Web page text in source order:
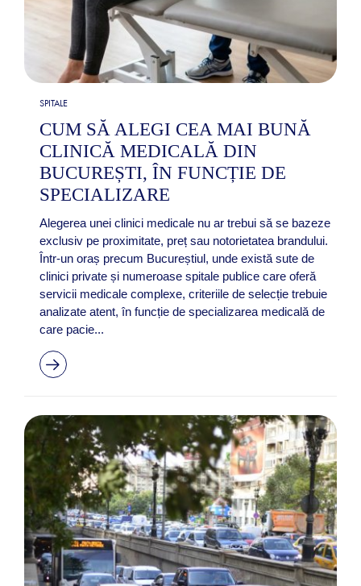
SPITALE
CUM SĂ ALEGI CEA MAI BUNĂ
CLINICĂ MEDICALĂ DIN
BUCUREȘTI, ÎN FUNCȚIE DE
SPECIALIZARE
Alegerea unei clinici medicale nu ar trebui să se bazeze
exclusiv pe proximitate, preț sau notorietatea brandului.
Într-un oraș precum Bucureștiul, unde există sute de
clinici private și numeroase spitale publice care oferă
servicii medicale complexe, criteriile de selecție trebuie
analizate atent, în funcție de specializarea medicală de
care pacie...